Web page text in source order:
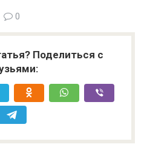
0
Поделиться с